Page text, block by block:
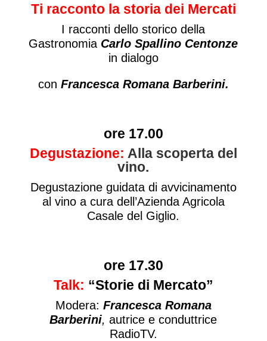
Ti racconto la storia dei Mercati
I racconti dello storico della
Gastronomia Carlo Spallino Centonze
in dialogo
con Francesca Romana Barberini.
ore 17.00
Degustazione: Alla scoperta del
vino.
Degustazione guidata di avvicinamento
al vino a cura dell’Azienda Agricola
Casale del Giglio.
ore 17.30
Talk: “Storie di Mercato”
Modera: Francesca Romana
Barberini, autrice e conduttrice
RadioTV.